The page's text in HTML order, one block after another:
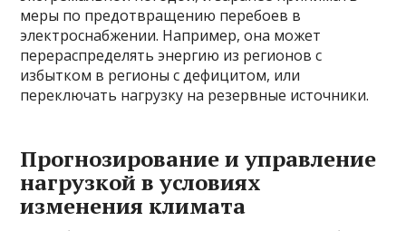
меры по предотвращению перебоев в
электроснабжении. Например, она может
перераспределять энергию из регионов с
избытком в регионы с дефицитом, или
переключать нагрузку на резервные источники.
Прогнозирование и управление
нагрузкой в условиях
изменения климата